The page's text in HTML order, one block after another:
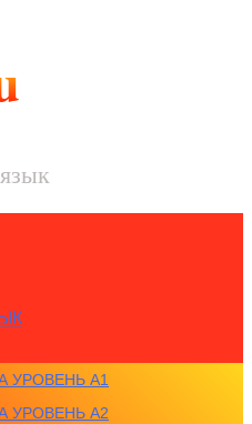
УРОВЕНЬ A1
УРОВЕНЬ A2